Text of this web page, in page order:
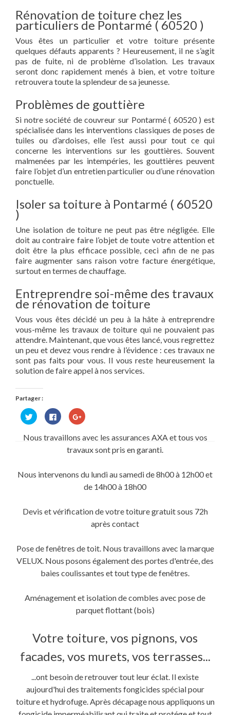
Rénovation de toiture chez les
particuliers de Pontarmé ( 60520 )
Vous êtes un particulier et votre toiture présente
quelques défauts apparents ? Heureusement, il ne s’agit
pas de fuite, ni de problème d’isolation. Les travaux
seront donc rapidement menés à bien, et votre toiture
retrouvera toute la splendeur de sa jeunesse.
Problèmes de gouttière
Si notre société de couvreur sur Pontarmé ( 60520 ) est
spécialisée dans les interventions classiques de poses de
tuiles ou d’ardoises, elle l’est aussi pour tout ce qui
concerne les interventions sur les gouttières. Souvent
malmenées par les intempéries, les gouttières peuvent
faire l’objet d’un entretien particulier ou d’une rénovation
ponctuelle.
Isoler sa toiture à Pontarmé ( 60520
)
Une isolation de toiture ne peut pas être négligée. Elle
doit au contraire faire l’objet de toute votre attention et
doit être la plus efficace possible, ceci afin de ne pas
faire augmenter sans raison votre facture énergétique,
surtout en termes de chauffage.
Entreprendre soi-même des travaux
de rénovation de toiture
Vous vous êtes décidé un peu à la hâte à entreprendre
vous-même les travaux de toiture qui ne pouvaient pas
attendre. Maintenant, que vous êtes lancé, vous regrettez
un peu et devez vous rendre à l’évidence : ces travaux ne
sont pas faits pour vous. Il vous reste heureusement la
solution de faire appel à nos services.
Partager :
Cliquez
pour
partager
Twitter(ouvre
Cliquez
pour
partager
sur
Facebook(ouvre
dans
une
Cliquez
pour
Google+
dans
fenêtre)
Nous travaillons avec les assurances AXA et tous vos
travaux sont pris en garanti.
Nous intervenons du lundi au samedi de 8h00 à 12h00 et
de 14h00 à 18h00
Devis et vérification de votre toiture gratuit sous 72h
après contact
Pose de fenêtres de toit. Nous travaillons avec la marque
VELUX. Nous posons également des portes d'entrée, des
baies coulissantes et tout type de fenêtres.
Aménagement et isolation de combles avec pose de
parquet flottant (bois)
Votre toiture, vos pignons, vos
facades, vos murets, vos terrasses...
...ont besoin de retrouver tout leur éclat. Il existe
aujourd'hui des traitements fongicides spécial pour
toiture et hydrofuge. Après décapage nous appliquons un